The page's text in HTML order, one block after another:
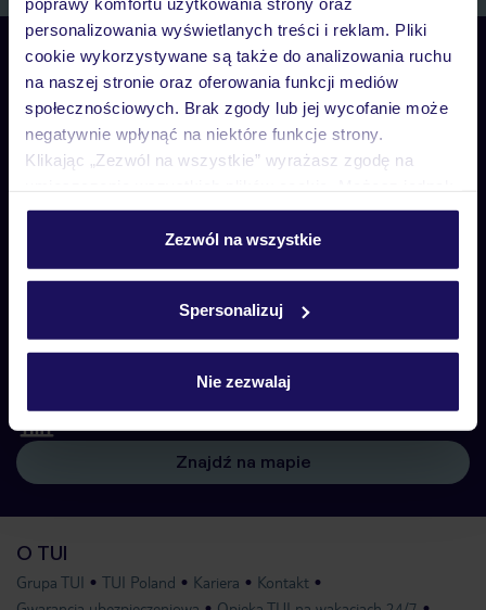
personalizowania wyświetlanych treści i reklam. Pliki
cookie wykorzystywane są także do analizowania ruchu
na naszej stronie oraz oferowania funkcji mediów
społecznościowych. Brak zgody lub jej wycofanie może
negatywnie wpłynąć na niektóre funkcje strony.
Klikając „Zezwól na wszystkie” wyrażasz zgodę na
personalizować swój wybór wchodząc w zakładkę
Szczegółowe informacje o plikach cookie znajdziesz
Zezwól na wszystkie
Spersonalizuj
Nie zezwalaj
Skontaktuj się z nami
Telefoniczne Centrum Rezerwacji
pon. – pt. 08:00–22:00, sob. – niedz. 09:00–21:00
22 270 31 20
pon. – pt. 08:00–22:00, sob. – niedz. 09:00–21:00
22 255 04 02
Biuro Obsługi Klienta
pon. – pt. 08:00–22:00, sob. – niedz. 09:00–21:00
Czat w myTUI
Znajdź na mapie
O TUI
Grupa TUI TUI Poland Kariera
Kontakt